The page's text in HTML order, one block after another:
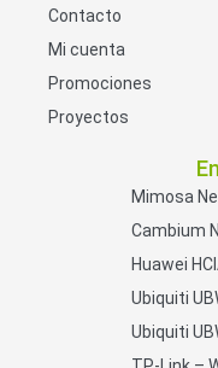
Contacto
Mi cuenta
Promociones
Proyectos
Mimosa
Cambium
Huawei
Ubiquiti
Ubiquiti